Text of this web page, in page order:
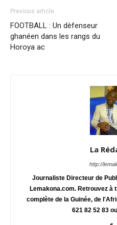
Previous article
FOOTBALL : Un dèfenseur
ghanéen dans les rangs du
Horoya ac
La
http://
Journaliste Directeur de
Lemakona.com. Retrouvez
complète de la Guinée, de
621 82 52 83